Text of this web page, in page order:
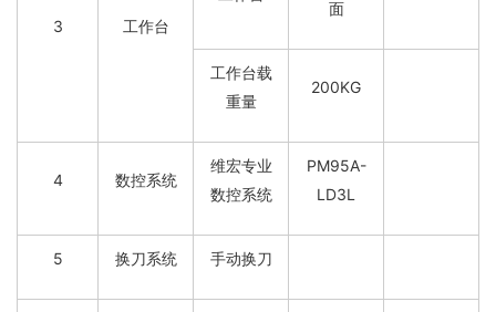
3 工作台
面
工作台载
重量
200KG
4 数控系统
维宏专业
数控系统
PM95A-
LD3L
5 换刀系统 手动换刀